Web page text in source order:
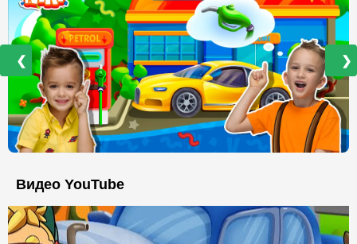
❮ ❯
Видео YouTube